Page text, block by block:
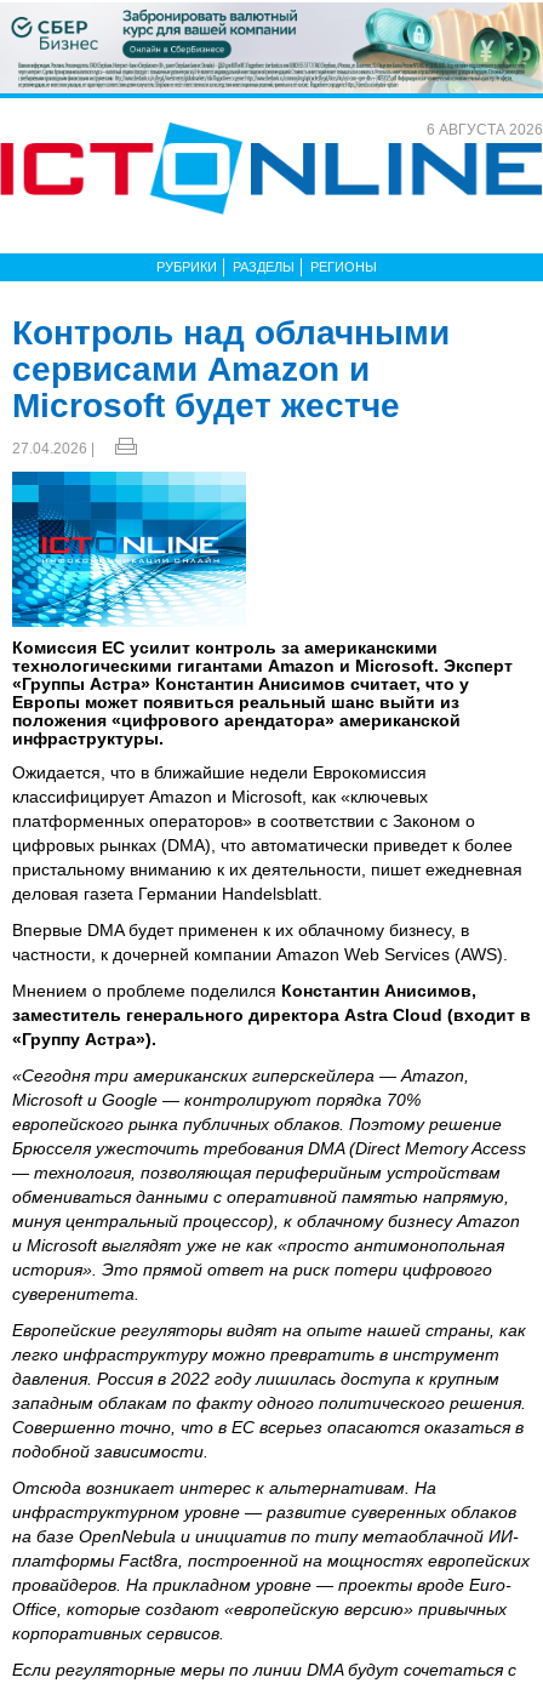
6 АВГУСТА 2026
РУБРИКИ РАЗДЕЛЫ РЕГИОНЫ
Контроль над облачными
сервисами Amazon и
Microsoft будет жестче
27.04.2026 |
Комиссия ЕС усилит контроль за американскими
технологическими гигантами Amazon и Microsoft. Эксперт
«Группы Астра» Константин Анисимов считает, что у
Европы может появиться реальный шанс выйти из
положения «цифрового арендатора» американской
инфраструктуры.
Ожидается, что в ближайшие недели Еврокомиссия
классифицирует Amazon и Microsoft, как «ключевых
платформенных операторов» в соответствии с Законом о
цифровых рынках (DMA), что автоматически приведет к более
пристальному вниманию к их деятельности, пишет ежедневная
деловая газета Германии Handelsblatt.
Впервые DMA будет применен к их облачному бизнесу, в
частности, к дочерней компании Amazon Web Services (AWS).
Мнением о проблеме поделился Константин Анисимов,
заместитель генерального директора Astra Cloud (входит в
«Группу Астра»).
«Сегодня три американских гиперскейлера — Amazon,
Microsoft и Google — контролируют порядка 70%
европейского рынка публичных облаков. Поэтому решение
Брюсселя ужесточить требования DMA (Direct Memory Access
— технология, позволяющая периферийным устройствам
обмениваться данными с оперативной памятью напрямую,
минуя центральный процессор), к облачному бизнесу Amazon
и Microsoft выглядят уже не как «просто антимонопольная
история». Это прямой ответ на риск потери цифрового
суверенитета.
Европейские регуляторы видят на опыте нашей страны, как
легко инфраструктуру можно превратить в инструмент
давления. Россия в 2022 году лишилась доступа к крупным
западным облакам по факту одного политического решения.
Совершенно точно, что в ЕС всерьез опасаются оказаться в
подобной зависимости.
Отсюда возникает интерес к альтернативам. На
инфраструктурном уровне — развитие суверенных облаков
на базе OpenNebula и инициатив по типу метаоблачной ИИ-
платформы Fact8ra, построенной на мощностях европейских
провайдеров. На прикладном уровне — проекты вроде Euro-
Office, которые создают «европейскую версию» привычных
корпоративных сервисов.
Если регуляторные меры по линии DMA будут сочетаться с